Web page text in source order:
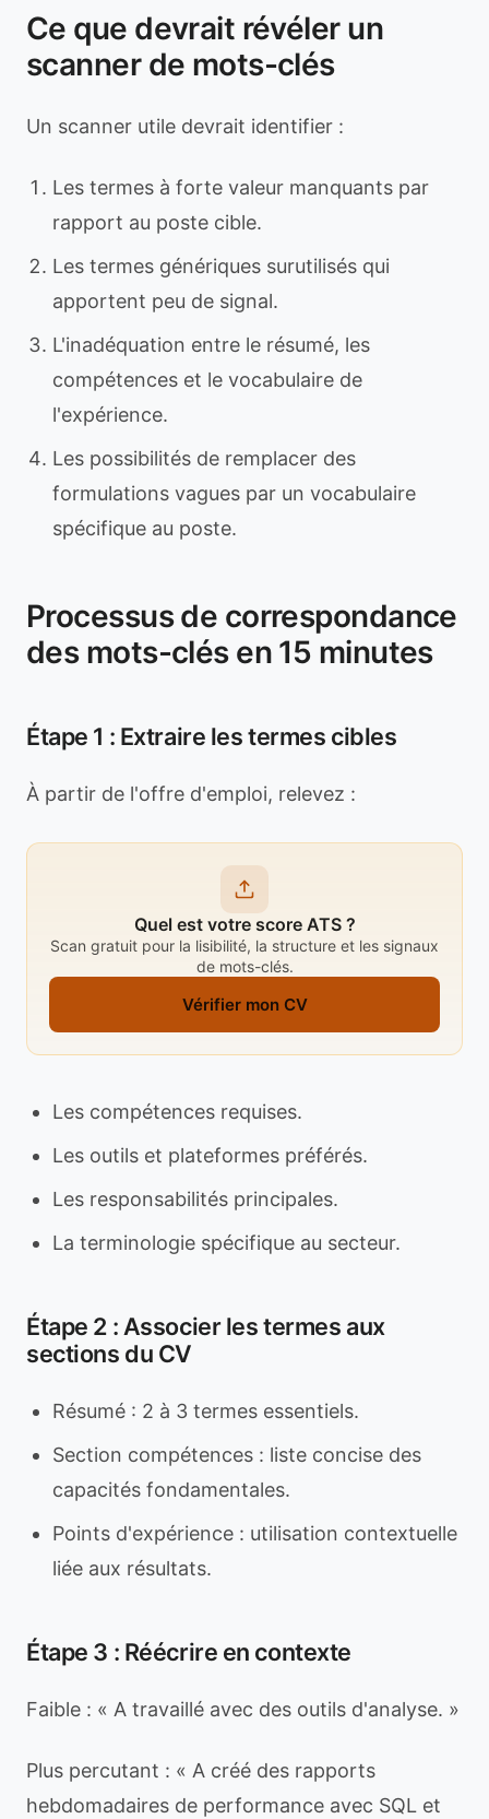
Ce que devrait révéler un
scanner de mots-clés
Un scanner utile devrait identifier :
Les termes à forte valeur manquants par
rapport au poste cible.
Les termes génériques surutilisés qui
apportent peu de signal.
L'inadéquation entre le résumé, les
compétences et le vocabulaire de
l'expérience.
Les possibilités de remplacer des
formulations vagues par un vocabulaire
spécifique au poste.
Processus de correspondance
des mots-clés en 15 minutes
Étape 1 : Extraire les termes cibles
À partir de l'offre d'emploi, relevez :
Quel est votre score ATS ?
Scan gratuit pour la lisibilité, la structure et les signaux
de mots-clés.
Vérifier mon CV
Les compétences requises.
Les outils et plateformes préférés.
Les responsabilités principales.
La terminologie spécifique au secteur.
Étape 2 : Associer les termes aux
sections du CV
Résumé : 2 à 3 termes essentiels.
Section compétences : liste concise des
capacités fondamentales.
Points d'expérience : utilisation contextuelle
liée aux résultats.
Étape 3 : Réécrire en contexte
Faible : « A travaillé avec des outils d'analyse. »
Plus percutant : « A créé des rapports
hebdomadaires de performance avec SQL et